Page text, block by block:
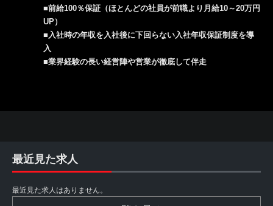
■前給100％保証（ほとんどの社員が前職より月給10～20万円
UP）
■入社時の年収を入社後に下回らない入社年収保証制度を導
入
■業界経験の長い経営陣や営業が徹底して伴走
最近見た求人
最近見た求人はありません。